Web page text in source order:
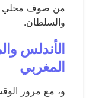
من صوف محلي
والسلطان.
الأندلس
المغربي
و، مع مرور